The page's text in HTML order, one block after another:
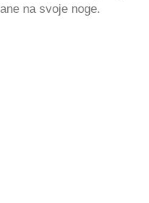
na svoje noge.